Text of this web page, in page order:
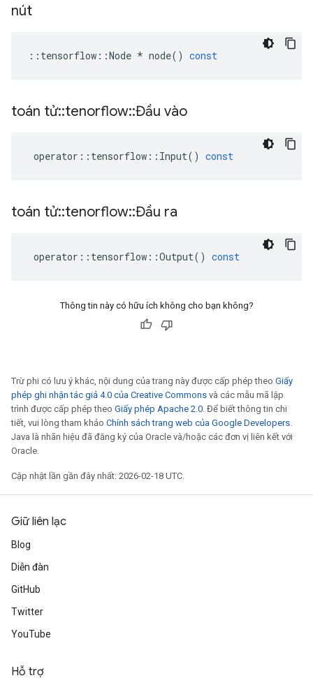
nút
:: tensorflow ::Node * node() const
toán tử::tenorflow::Đầu vào
operator :: tensorflow :: Input() const
toán tử::tenorflow::Đầu ra
operator :: tensorflow ::Output() const
Thông tin này có hữu ích không cho bạn không?
Trừ phi có lưu ý khác, nội dung của trang này được cấp phép theo Giấy
phép ghi nhận tác giả 4.0 của Creative Commons và các mẫu mã lập
trình được cấp phép theo Giấy phép Apache 2.0. Để biết thông tin chi
tiết, vui lòng tham khảo Chính sách trang web của Google Developers.
Java là nhãn hiệu đã đăng ký của Oracle và/hoặc các đơn vị liên kết với
Oracle.
Cập nhật lần gần đây nhất: 2026-02-18 UTC.
Giữ liên lạc
Blog
Diễn đàn
GitHub
Twitter
YouTube
Hỗ trợ